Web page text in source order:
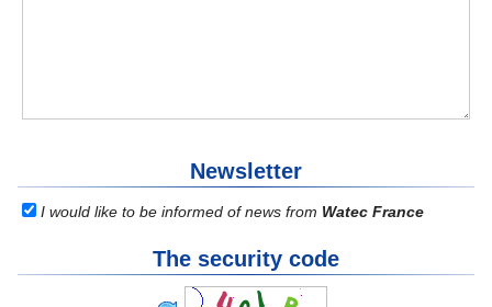
Newsletter
I would like to be informed of news from Watec France
The security code